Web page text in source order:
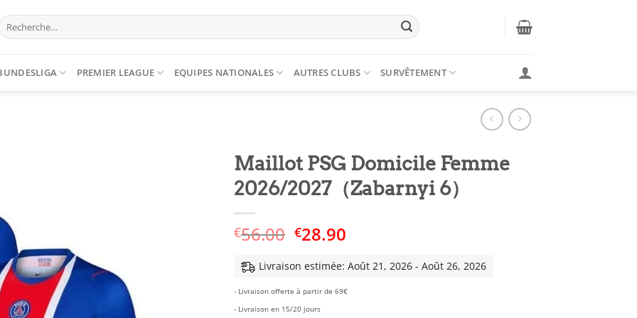
Recherche
pour :
PREMIER LEAGUE EQUIPES NATIONALES AUTRES CLUBS SURVÊTEMENT
Maillot PSG Domicile Femme
2026/2027（Zabarnyi 6）
€56.00 Le
initial
était :
€56.00.
€28.90
actuel
est :
€28.90.
Livraison estimée: Août 21, 2026 - Août 26, 2026
- Livraison offerte à partir de 69€
- Livraison en 15/20 jours